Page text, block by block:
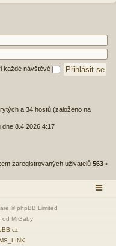
každé návštěvě
a 34 hostů (založeno na
dne 8.4.2026 4:17
zaregistrovaných uživatelů 563 •
© phpBB Limited
od MrGaby